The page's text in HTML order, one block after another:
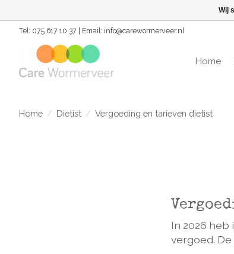
Tel: 075 617 10 37 | Email: info@carewormerveer.nl
Home
Home / Dietist / Vergoeding en tarieven dietist
In 2026
vergoed.
Wij